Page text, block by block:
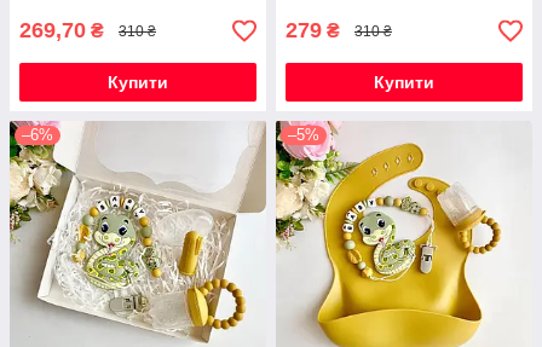
269,70 ₴ 310 ₴
Купити
279 ₴ 310 ₴
Купити
–6% –5%